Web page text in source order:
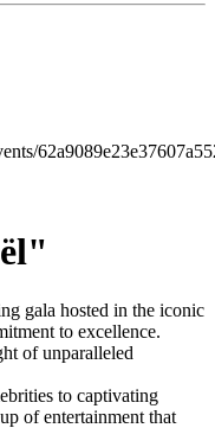
gala hosted in the iconic
to excellence.
of unparalleled
to captivating
of entertainment that